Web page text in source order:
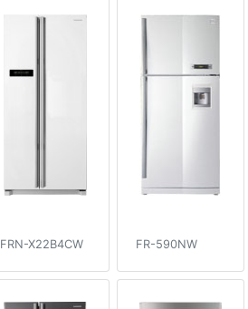
FRN-X22B4CW FR-590NW